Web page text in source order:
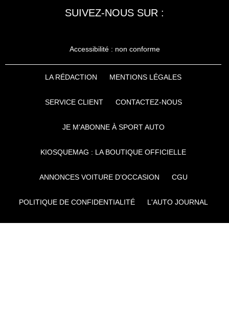
SUIVEZ-NOUS SUR :
Accessibilité : non conforme
LA RÉDACTION MENTIONS LÉGALES
SERVICE CLIENT CONTACTEZ-NOUS
JE M'ABONNE À SPORT AUTO
KIOSQUEMAG : LA BOUTIQUE OFFICIELLE
ANNONCES VOITURE D’OCCASION CGU
POLITIQUE DE CONFIDENTIALITÉ L'AUTO JOURNAL